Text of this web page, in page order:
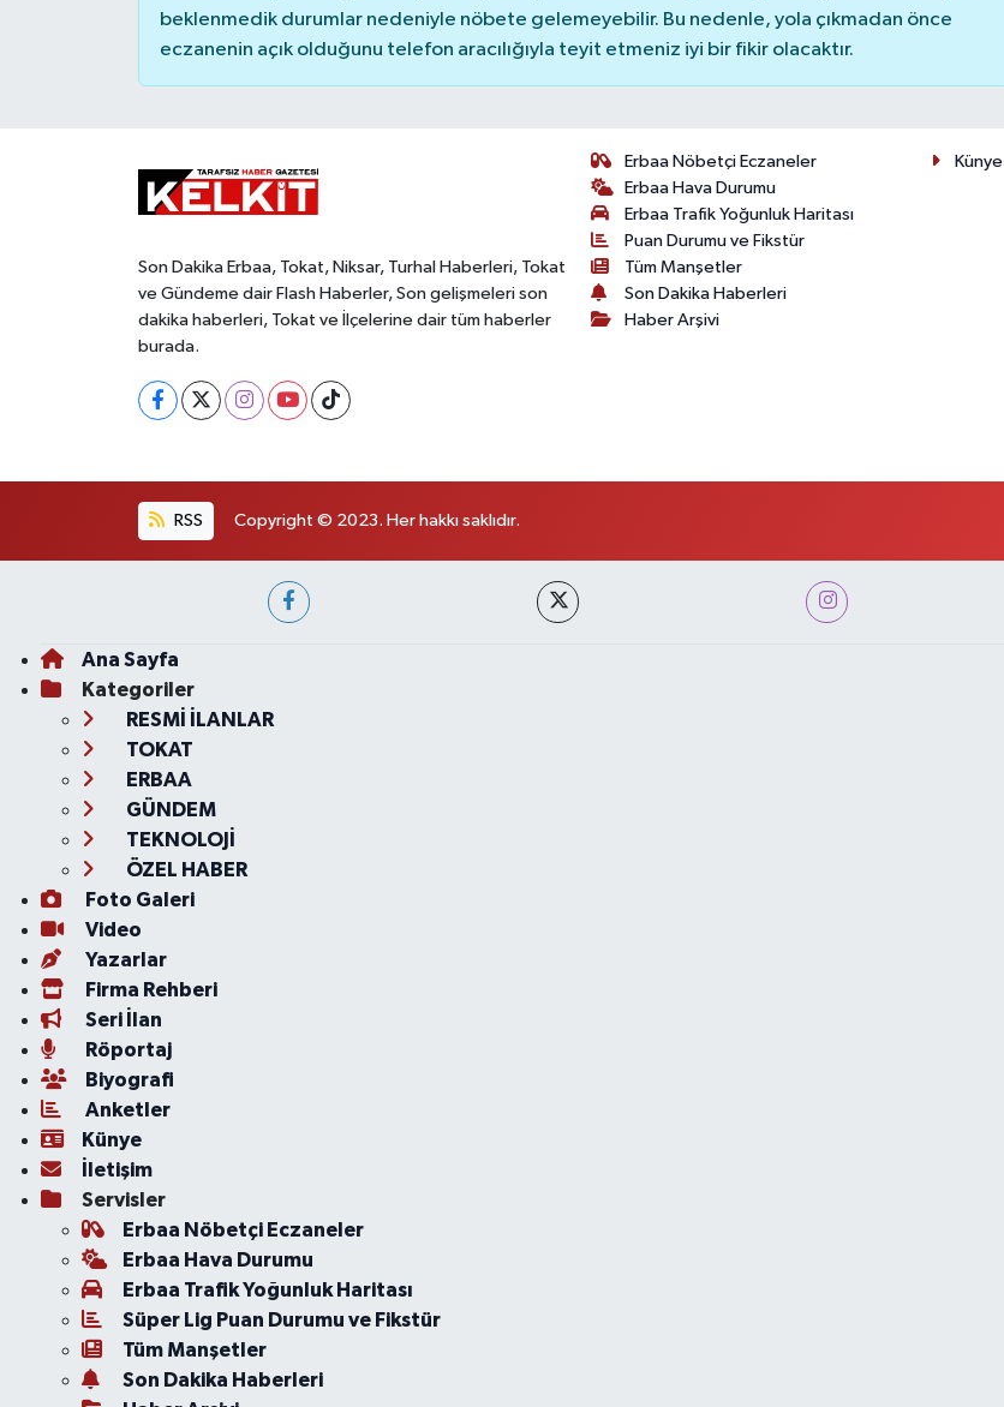
beklenmedik durumlar nedeniyle nöbete gelemeyebilir. Bu nedenle, yola çıkmadan önce
eczanenin açık olduğunu telefon aracılığıyla teyit etmeniz iyi bir fikir olacaktır.
Son Dakika Erbaa, Tokat, Niksar, Turhal Haberleri, Tokat
ve Gündeme dair Flash Haberler, Son gelişmeleri son
dakika haberleri, Tokat ve İlçelerine dair tüm haberler
burada.
Erbaa Nöbetçi Eczaneler
Erbaa Hava Durumu
Erbaa Trafik Yoğunluk Haritası
Puan Durumu ve Fikstür
Tüm Manşetler
Son Dakika Haberleri
Haber Arşivi
Künye
RSS Copyright © 2023. Her hakkı saklıdır.
Ana Sayfa
Kategoriler
RESMİ İLANLAR
TOKAT
ERBAA
GÜNDEM
TEKNOLOJİ
ÖZEL HABER
Foto Galeri
Video
Yazarlar
Firma Rehberi
Seri İlan
Röportaj
Biyografi
Anketler
Künye
İletişim
Servisler
Erbaa Nöbetçi Eczaneler
Erbaa Hava Durumu
Erbaa Trafik Yoğunluk Haritası
Süper Lig Puan Durumu ve Fikstür
Tüm Manşetler
Son Dakika Haberleri